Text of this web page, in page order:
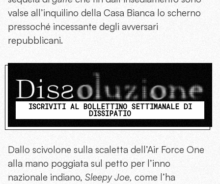
valse all’inquilino della Casa Bianca lo scherno
pressoché incessante degli avversari
repubblicani.
ISCRIVITI AL BOLLETTINO SETTIMANALE DI
DISSIPATIO
Dallo scivolone sulla scaletta dell’Air Force One
alla mano poggiata sul petto per l’inno
nazionale indiano, Sleepy Joe, come l’ha